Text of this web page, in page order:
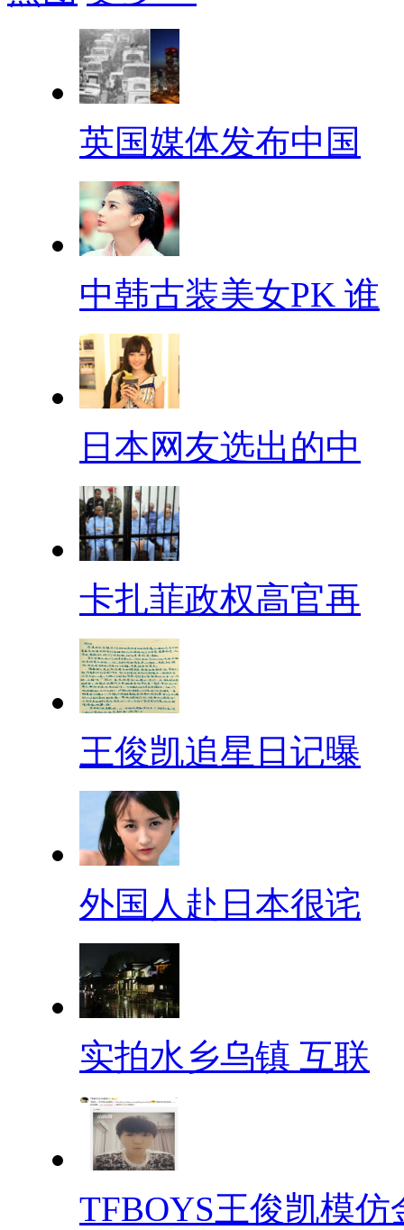
英国媒体发布中国
中韩古装美女PK 谁
日本网友选出的中
卡扎菲政权高官再
王俊凯追星日记曝
外国人赴日本很诧
实拍水乡乌镇 互联
TFBOYS王俊凯模仿